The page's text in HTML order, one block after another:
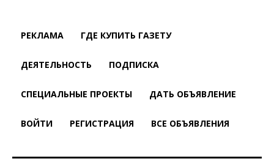
РЕКЛАМА ГДЕ КУПИТЬ ГАЗЕТУ
ДЕЯТЕЛЬНОСТЬ ПОДПИСКА
СПЕЦИАЛЬНЫЕ ПРОЕКТЫ ДАТЬ ОБЪЯВЛЕНИЕ
ВОЙТИ РЕГИСТРАЦИЯ ВСЕ ОБЪЯВЛЕНИЯ